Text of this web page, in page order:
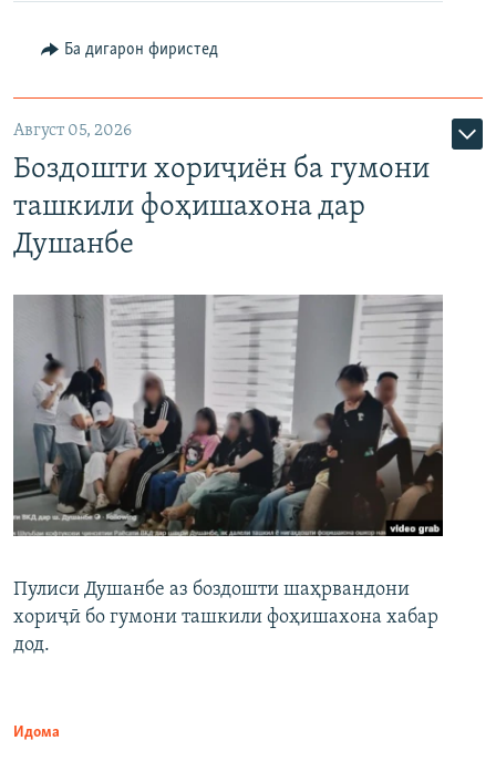
Ба дигарон фиристед
Август 05, 2026
Боздошти хориҷиён ба гумони
ташкили фоҳишахона дар
Душанбе
Пулиси Душанбе аз боздошти шаҳрвандони
хориҷӣ бо гумони ташкили фоҳишахона хабар
дод.
Идома